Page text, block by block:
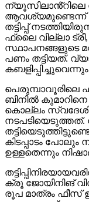
ന്യൂസിലാൻ്റിലെ
ആവശ്യമുണ്ടെന്ന്
തട്ടിപ്പ്
ഫ്ലൈ വില്ലാ
സ്ഥാപനങ്ങളുടെ
പണം തട്ടിയത്.
പെരുമ്പാവൂരിലെ
ബിനിൽ
കൊല്ലം
നടപടിയെടുത്തത്.
കിടപ്പാടം പോലും
ഉള്ളതെന്നും
ക്രൂ ജോയിനിങ്
രൂപ മാത്രം ഫീസ്